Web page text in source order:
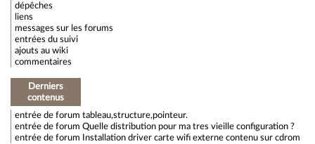
dépêches
liens
messages sur les forums
entrées du suivi
ajouts au wiki
commentaires
Derniers
contenus
entrée de forum tableau,structure,pointeur.
entrée de forum Quelle distribution pour ma tres vieille configuration ?
entrée de forum
Installation driver carte wifi externe contenu sur cdrom